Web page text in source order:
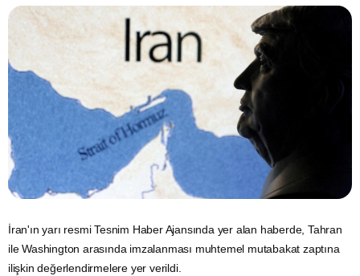
İran'ın yarı resmi Tesnim Haber Ajansında yer alan haberde, Tahran
ile Washington arasında imzalanması muhtemel mutabakat zaptına
ilişkin değerlendirmelere yer verildi.